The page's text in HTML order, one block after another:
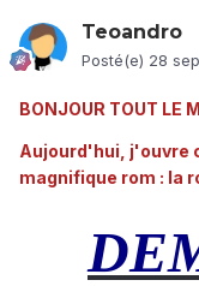
Teoandro
Posté(e) 28
BONJOUR TOUT LE
Aujourd'hui, j'ouvre
magnifique rom : la